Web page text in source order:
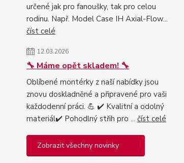
určené jak pro fanoušky, tak pro celou
rodinu. Např. Model Case IH Axial-Flow...
číst celé
12.03.2026
🔧 Máme opět skladem! 🔧
Oblíbené montérky z naší nabídky jsou
znovu doskladněné a připravené pro vaši
každodenní práci. 💪 ✔️ Kvalitní a odolný
materiál✔️ Pohodlný střih pro ... číst celé
Zobrazit všechny novinky